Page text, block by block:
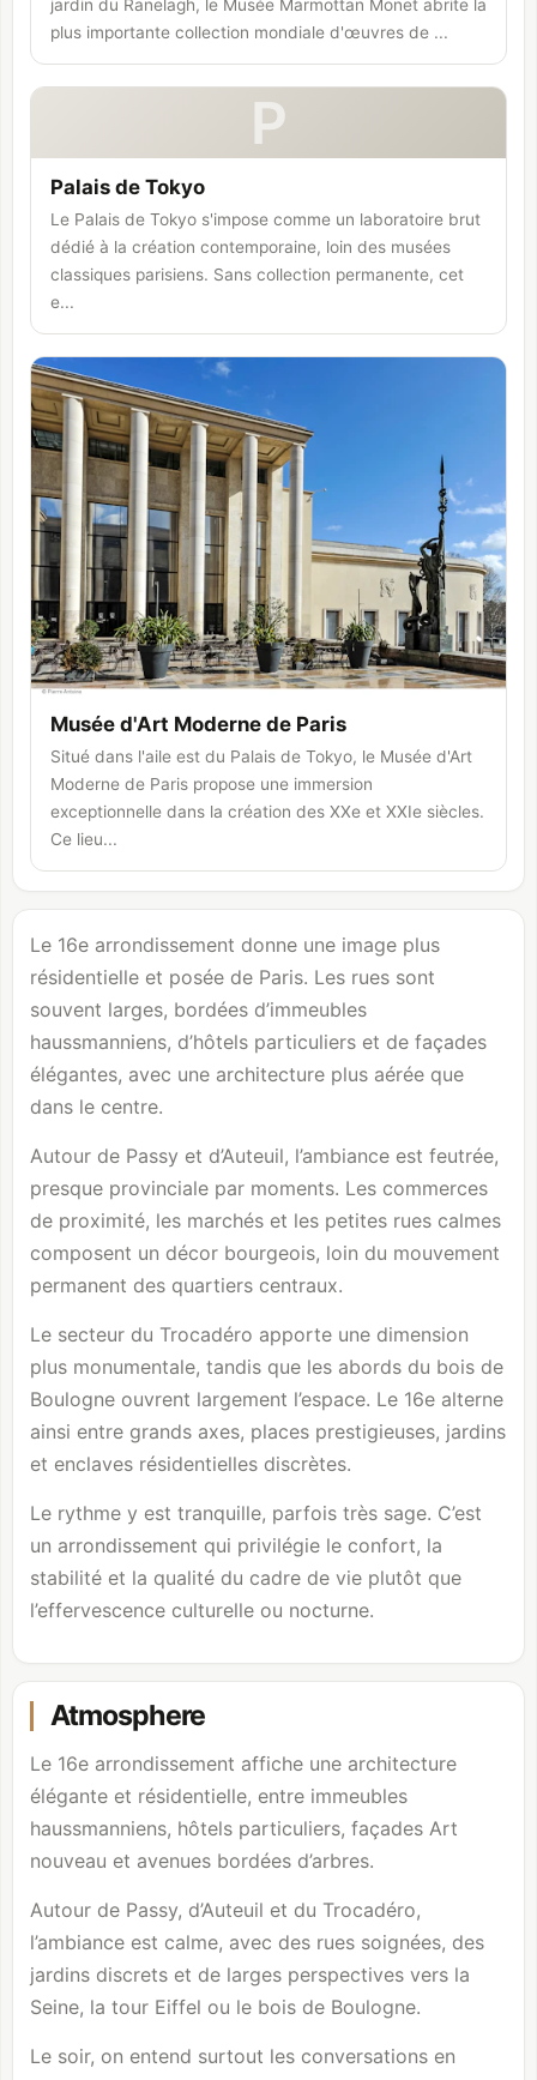
jardin du Ranelagh, le Musée Marmottan Monet abrite la
plus importante collection mondiale d'œuvres de ...
P
Palais de Tokyo
Le Palais de Tokyo s'impose comme un laboratoire brut
dédié à la création contemporaine, loin des musées
classiques parisiens. Sans collection permanente, cet
e...
Musée d'Art Moderne de Paris
Situé dans l'aile est du Palais de Tokyo, le Musée d'Art
Moderne de Paris propose une immersion
exceptionnelle dans la création des XXe et XXIe siècles.
Ce lieu...
Le 16e arrondissement donne une image plus
résidentielle et posée de Paris. Les rues sont
souvent larges, bordées d’immeubles
haussmanniens, d’hôtels particuliers et de façades
élégantes, avec une architecture plus aérée que
dans le centre.
Autour de Passy et d’Auteuil, l’ambiance est feutrée,
presque provinciale par moments. Les commerces
de proximité, les marchés et les petites rues calmes
composent un décor bourgeois, loin du mouvement
permanent des quartiers centraux.
Le secteur du Trocadéro apporte une dimension
plus monumentale, tandis que les abords du bois de
Boulogne ouvrent largement l’espace. Le 16e alterne
ainsi entre grands axes, places prestigieuses, jardins
et enclaves résidentielles discrètes.
Le rythme y est tranquille, parfois très sage. C’est
un arrondissement qui privilégie le confort, la
stabilité et la qualité du cadre de vie plutôt que
l’effervescence culturelle ou nocturne.
Atmosphere
Le 16e arrondissement affiche une architecture
élégante et résidentielle, entre immeubles
haussmanniens, hôtels particuliers, façades Art
nouveau et avenues bordées d’arbres.
Autour de Passy, d’Auteuil et du Trocadéro,
l’ambiance est calme, avec des rues soignées, des
jardins discrets et de larges perspectives vers la
Seine, la tour Eiffel ou le bois de Boulogne.
Le soir, on entend surtout les conversations en